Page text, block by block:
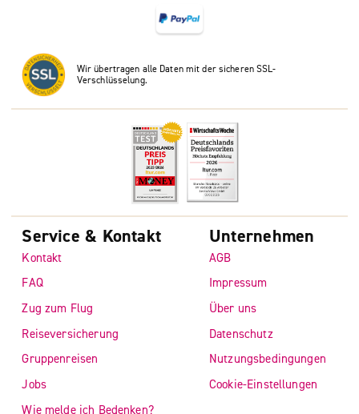
Wir übertragen alle Daten mit der sicheren SSL-
Verschlüsselung.
Service & Kontakt
Kontakt
FAQ
Zug zum Flug
Reiseversicherung
Gruppenreisen
Jobs
Wie melde ich Bedenken?
Unternehmen
AGB
Impressum
Über uns
Datenschutz
Nutzungsbedingungen
Cookie-Einstellungen